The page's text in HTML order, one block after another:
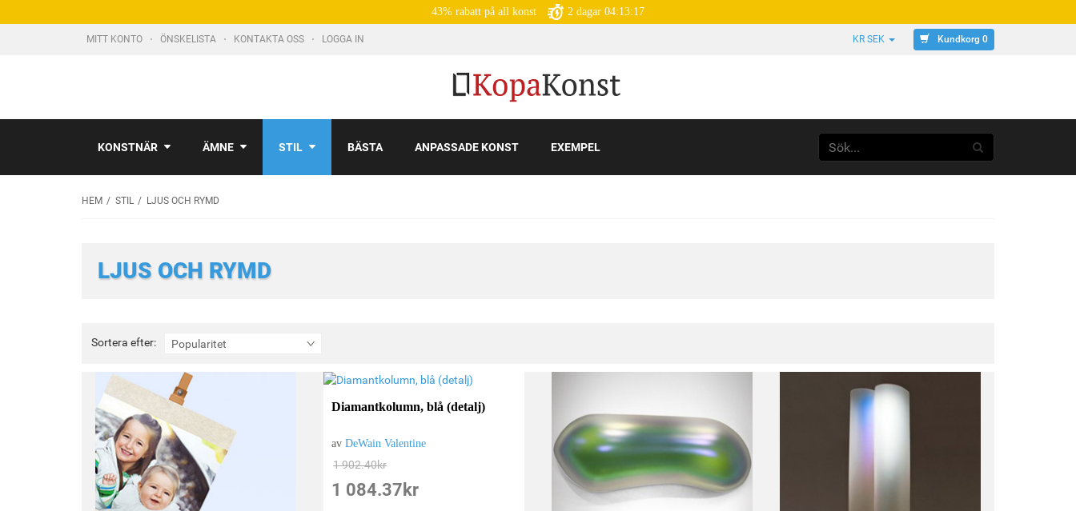
43% rabatt på all konst 2 dagar 04:13:15
MITT KONTO ÖNSKELISTA KONTAKTA OSS LOGGA IN KR SEK Kundkorg 0
KONSTNÄR ÄMNE STIL BÄSTA ANPASSADE KONST EXEMPEL
HEM STIL LJUS OCH RYMD
LJUS OCH RYMD
Sortera efter: Popularitet
Sortera
efter:
Diamantkolumn, blå (detalj)
avDeWain Valentine
1 902.40kr
1 084.37 kr